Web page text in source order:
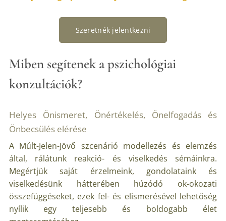
Szeretnék jelentkezni
Miben segítenek a pszichológiai
konzultációk?
Helyes Önismeret, Önértékelés, Önelfogadás és
Önbecsülés elérése
A Múlt-Jelen-Jövő szcenárió modellezés és elemzés
által, rálátunk reakció- és viselkedés sémáinkra.
Megértjük saját érzelmeink, gondolataink és
viselkedésünk hátterében húzódó ok-okozati
összefüggéseket, ezek fel- és elismerésével lehetőség
nyílik egy teljesebb és boldogabb élet